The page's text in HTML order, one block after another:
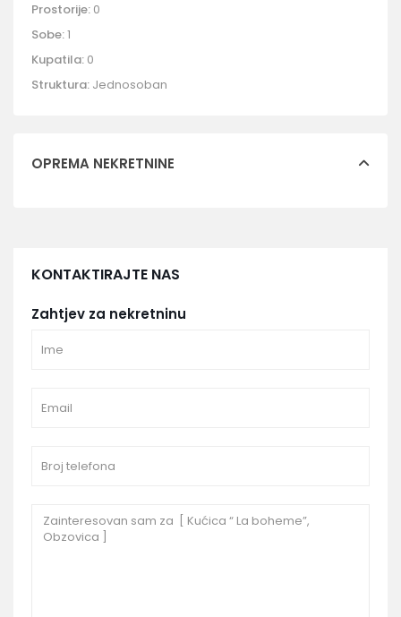
Prostorije: 0
Sobe:1
Kupatila: 0
Struktura: Jednosoban
OPREMA NEKRETNINE
KONTAKTIRAJTE NAS
Zahtjev za nekretninu